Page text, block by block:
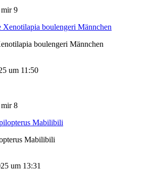
9
boulengeri Männchen
um 11:50
8
Mabilibili
um 13:31